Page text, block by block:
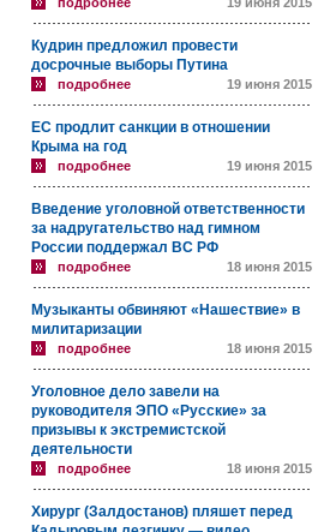
Кудрин предложил провести
досрочные выборы Путина
подробнее 19 июня 2015
ЕС продлит санкции в отношении
Крыма на год
подробнее 19 июня 2015
Введение уголовной ответственности
за надругательство над гимном
России поддержал ВС РФ
подробнее 18 июня 2015
Музыканты обвиняют «Нашествие» в
милитаризации
подробнее 18 июня 2015
Уголовное дело завели на
руководителя ЭПО «Русские» за
призывы к экстремистской
деятельности
подробнее 18 июня 2015
Хирург (Залдостанов) пляшет перед